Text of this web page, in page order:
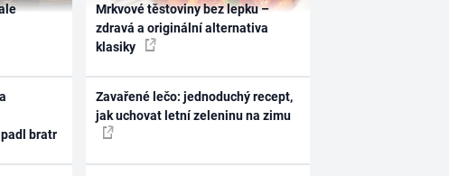
bratr
Mrkvové těstoviny bez lepku –
zdravá a originální alternativa
klasiky
Zavařené lečo: jednoduchý recept,
jak uchovat letní zeleninu na zimu